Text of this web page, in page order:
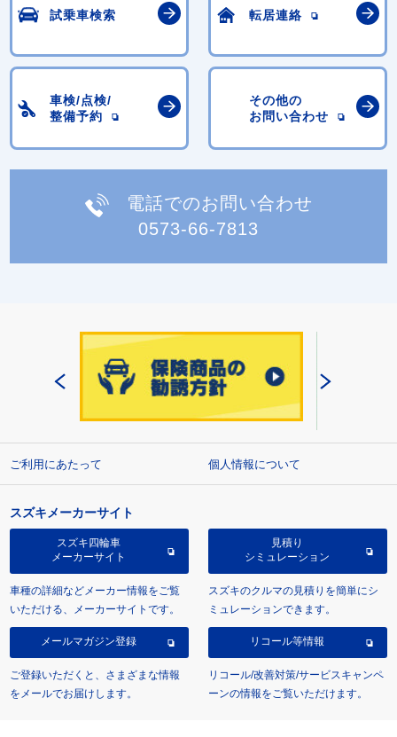
試乗車検索 転居連絡
車検/点検/
整備予約
その他の
お問い合わせ
電話でのお問い合わせ
0573-66-7813
ご利用にあたって 個人情報について
スズキメーカーサイト
スズキ四輪車
メーカーサイト
車種の詳細などメーカー情報をご覧
いただける、メーカーサイトです。
見積り
シミュレーション
スズキのクルマの見積りを簡単にシ
ミュレーションできます。
メールマガジン登録
ご登録いただくと、さまざまな情報
をメールでお届けします。
リコール等情報
リコール/改善対策/サービスキャンペ
ーンの情報をご覧いただけます。